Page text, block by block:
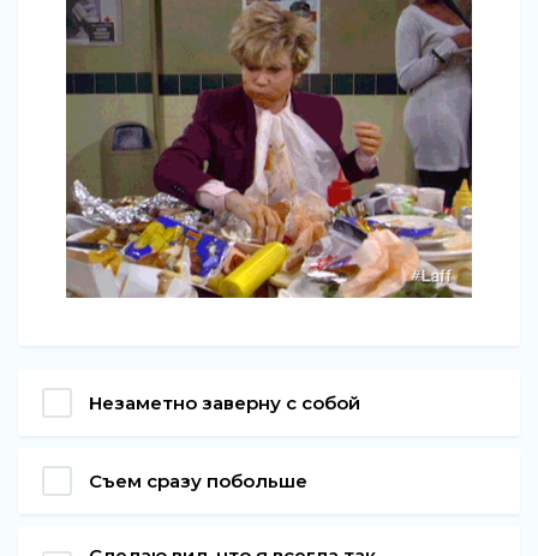
Незаметно заверну с собой
Съем сразу побольше